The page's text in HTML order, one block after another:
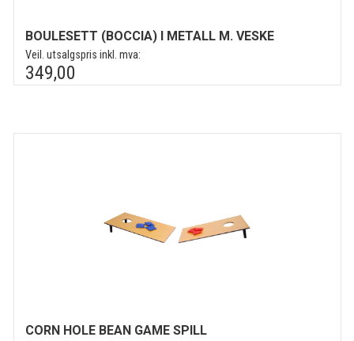
BOULESETT (BOCCIA) I METALL M. VESKE
Veil. utsalgspris inkl. mva:
349,00
CORN HOLE BEAN GAME SPILL